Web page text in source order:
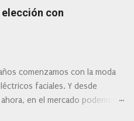
con
comenzamos con la moda
faciales. Y desde
en el mercado podemos